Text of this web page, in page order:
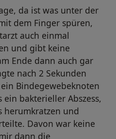
da ist was unter der
dem Finger spüren,
auch einmal
und gibt keine
Ende dann auch gar
nach 2 Sekunden
Bindegewebeknoten
bakterieller Abszess,
herumkratzen und
Davon war keine
dann die